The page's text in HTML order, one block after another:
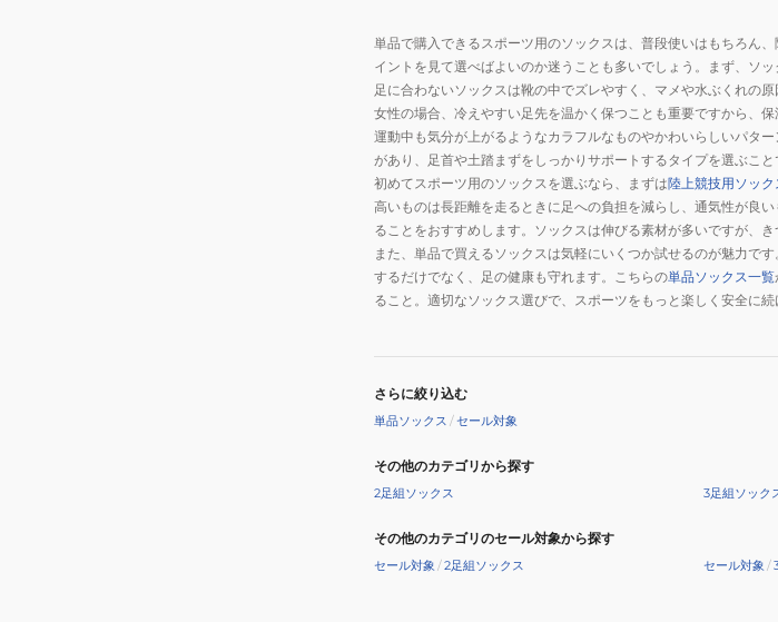
単品で購入できるスポーツ用のソックスは、普段使いはもちろん
イントを見て選べばよいのか迷うことも多いでしょう。まず、ソ
足に合わないソックスは靴の中でズレやすく、マメや水ぶくれの
女性の場合、冷えやすい足先を温かく保つことも重要ですから、
運動中も気分が上がるようなカラフルなものやかわいらしいパタ
があり、足首や土踏まずをしっかりサポートするタイプを選ぶこ
初めてスポーツ用のソックスを選ぶなら、まずは陸上競技用ソック
高いものは長距離を走るときに足への負担を減らし、通気性が良
ることをおすすめします。ソックスは伸びる素材が多いですが、
また、単品で買えるソックスは気軽にいくつか試せるのが魅力で
するだけでなく、足の健康も守れます。こちらの単品ソックス一覧
ること。適切なソックス選びで、スポーツをもっと楽しく安全に続
さらに絞り込む
単品ソックス /セール対象
その他のカテゴリから探す
2足組ソックス 3足組ソック
その他のカテゴリのセール対象から探す
セール対象 /2足組ソックス セール対象 /